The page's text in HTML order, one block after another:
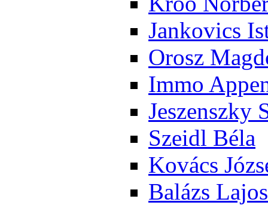
Jan­ko­vics
Orosz
Im­mo
Je­szensz­ky
Szeidl Bé­la
Ko­vács
Ba­lázs La­jos